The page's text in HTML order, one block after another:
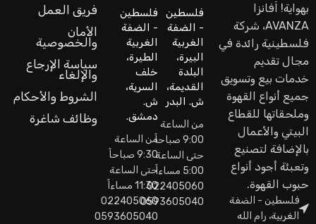
بهواية! اَفانزا
AVANZA، شركة
فلسطينية رائدة في
مجال تقديم
خدمات بيع وتسويق
جميع أنواع القهوة
وملحقاتها للقطاع
البيتي والأعمال
بالإضافة لتصنيع
وتعبئة أجود أنواع
حبوب القهوة.
فلسطين - الضفة
الغربية، رام الله
فلسطين
- الضفة
الغربية
البيرة،
البلدة
القديمة،
ش. البدر
من الساعة
9:00 صباحاً
حتى الساعة
5:00 مساءاً
022405060
0593605040
فلسطين
- الضفة
الغربية
الطيرة،
خلف
السرية،
ش.
دمشق.
من الساعة
9:30 صباحاً
حتى الساعة
11:30 مساءاً
022405060
0593605040
فريق العمل
الأمان
والخصوصية
سياسة الإرجاع
والإلغاء
الشروط والأحكام
وظائف شاغرة